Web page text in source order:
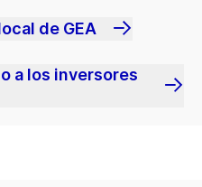
de GEA
a los inversores